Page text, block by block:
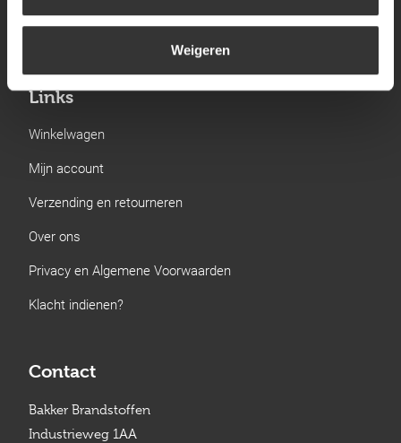
Weigeren
Gastechniek
Links
Winkelwagen
Mijn account
Verzending en retourneren
Over ons
Privacy en Algemene Voorwaarden
Klacht indienen?
Contact
Bakker Brandstoffen
Industrieweg 1AA